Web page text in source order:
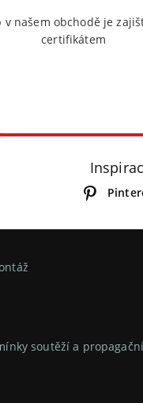
v našem obchodě je
certifikátem
soutěží a